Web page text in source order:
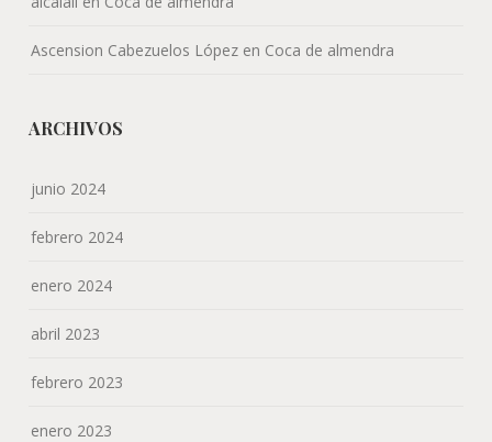
Ascension Cabezuelos López en Coca de almendra
ARCHIVOS
junio 2024
febrero 2024
enero 2024
abril 2023
febrero 2023
enero 2023